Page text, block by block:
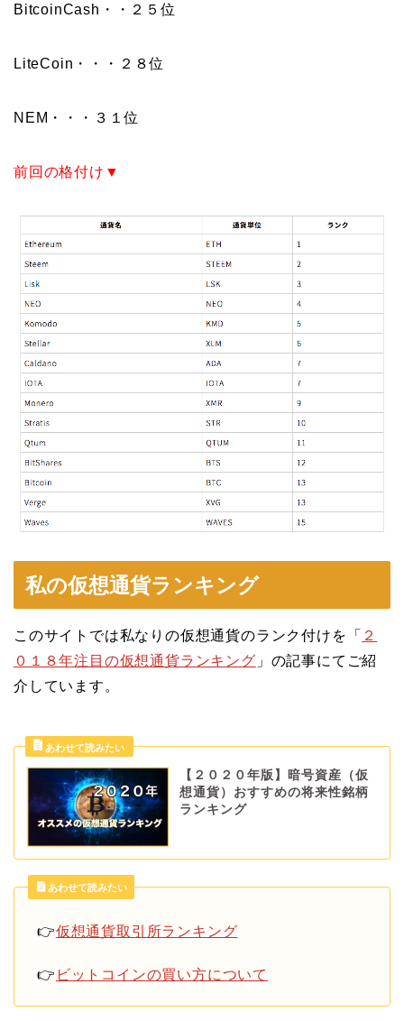
BitcoinCash・・２５位
LiteCoin・・・２８位
NEM・・・３１位
前回の格付け▼
私の仮想通貨ランキング
このサイトでは私なりの仮想通貨のランク付けを「 ２
０１８年注目の仮想通貨ランキング 」の記事にてご紹
介しています。
【２０２０年版】暗号資産（仮
想通貨）おすすめの将来性銘柄
ランキング
あわせて読みたい
👉仮想通貨取引所ランキング
👉 ビットコインの買い方について